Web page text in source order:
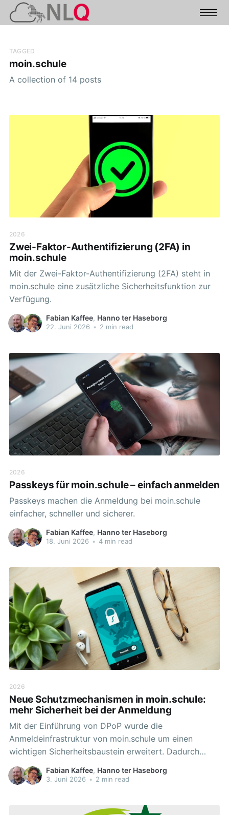
TAGGED
moin.schule
A collection of 14 posts
2026
Zwei-Faktor-Authentifizierung (2FA) in
moin.schule
Mit der Zwei-Faktor-Authentifizierung (2FA) steht in
moin.schule eine zusätzliche Sicherheitsfunktion zur
Verfügung.
Fabian Kaffee, Hanno ter Haseborg
22. Juni 2026 • 2 min read
2026
Passkeys für moin.schule – einfach anmelden
Passkeys machen die Anmeldung bei moin.schule
einfacher, schneller und sicherer.
Fabian Kaffee, Hanno ter Haseborg
18. Juni 2026 • 4 min read
2026
Neue Schutzmechanismen in moin.schule:
mehr Sicherheit bei der Anmeldung
Mit der Einführung von DPoP wurde die
Anmeldeinfrastruktur von moin.schule um einen
wichtigen Sicherheitsbaustein erweitert. Dadurch
werden Benutzerkonten besser geschützt und
moderne Sicherheitsstandards konsequent umgesetzt.
Fabian Kaffee, Hanno ter Haseborg
3. Juni 2026 • 2 min read